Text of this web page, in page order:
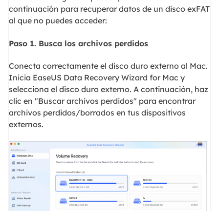
continuación para recuperar datos de un disco exFAT
al que no puedes acceder:
Paso 1. Busca los archivos perdidos
Conecta correctamente el disco duro externo al Mac.
Inicia EaseUS Data Recovery Wizard for Mac y
selecciona el disco duro externo. A continuación, haz
clic en "Buscar archivos perdidos" para encontrar
archivos perdidos/borrados en tus dispositivos
externos.